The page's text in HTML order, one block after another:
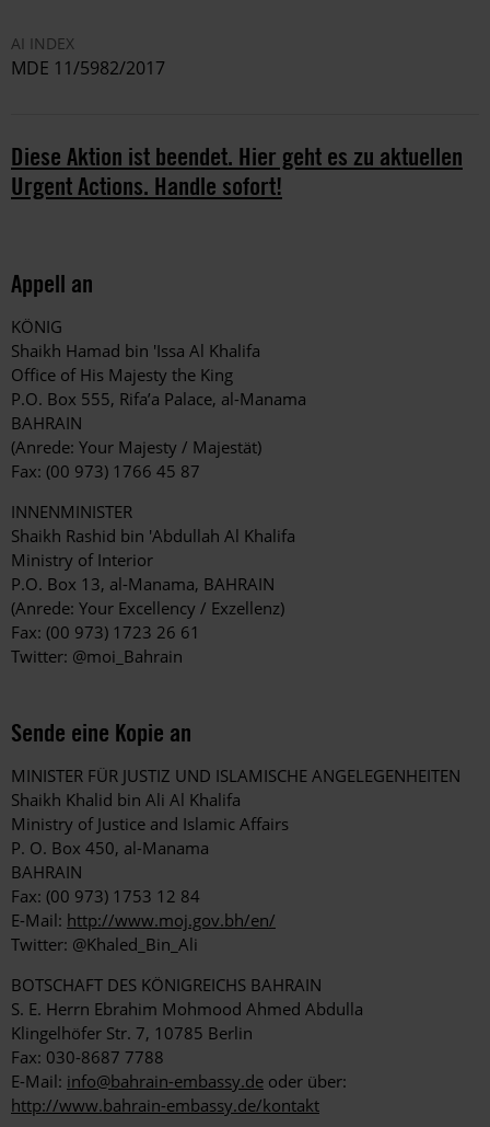
AI INDEX
MDE 11/5982/2017
Diese Aktion ist beendet. Hier geht es zu aktuellen
Urgent Actions. Handle sofort!
Appell an
KÖNIG
Shaikh Hamad bin 'Issa Al Khalifa
Office of His Majesty the King
P.O. Box 555, Rifa’a Palace, al-Manama
BAHRAIN
(Anrede: Your Majesty / Majestät)
Fax: (00 973) 1766 45 87
INNENMINISTER
Shaikh Rashid bin 'Abdullah Al Khalifa
Ministry of Interior
P.O. Box 13, al-Manama, BAHRAIN
(Anrede: Your Excellency / Exzellenz)
Fax: (00 973) 1723 26 61
Twitter: @moi_Bahrain
Sende eine Kopie an
MINISTER FÜR JUSTIZ UND ISLAMISCHE ANGELEGENHEITEN
Shaikh Khalid bin Ali Al Khalifa
Ministry of Justice and Islamic Affairs
P. O. Box 450, al-Manama
BAHRAIN
Fax: (00 973) 1753 12 84
E-Mail: http://www.moj.gov.bh/en/
Twitter: @Khaled_Bin_Ali
BOTSCHAFT DES KÖNIGREICHS BAHRAIN
S. E. Herrn Ebrahim Mohmood Ahmed Abdulla
Klingelhöfer Str. 7, 10785 Berlin
Fax: 030-8687 7788
E-Mail: info@bahrain-embassy.de oder über:
http://www.bahrain-embassy.de/kontakt